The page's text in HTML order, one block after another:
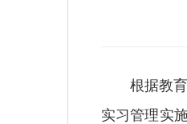
根据教
实习管理实